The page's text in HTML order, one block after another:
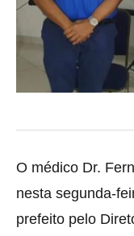
O médico Dr.
nesta segunda-
prefeito pelo